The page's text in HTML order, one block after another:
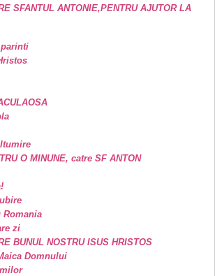
SFANTUL ANTONIE,PENTRU AJUTOR LA
O MINUNE, catre SF ANTON
Romania
zi
BUNUL NOSTRU ISUS HRISTOS
Domnului